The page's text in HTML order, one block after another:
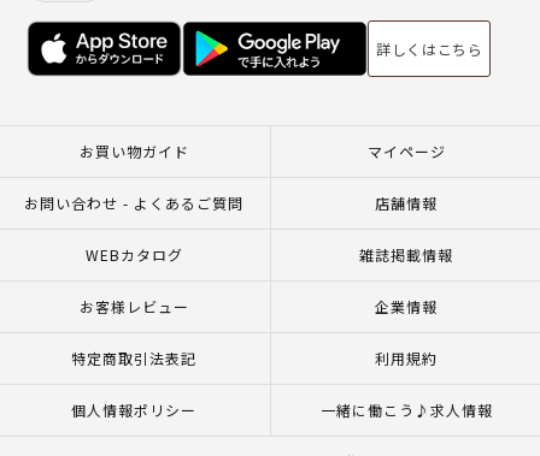
詳しくはこちら
お買い物ガイド マイページ
お問い合わせ - よくあるご質問 店舗情報
WEBカタログ 雑誌掲載情報
お客様レビュー 企業情報
特定商取引法表記 利用規約
個人情報ポリシー 一緒に働こう♪求人情報